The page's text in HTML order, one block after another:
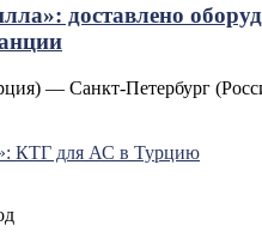
доставлено
— Санкт-Петербург